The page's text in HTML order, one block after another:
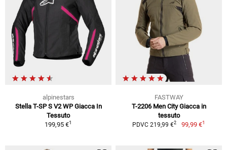
alpinestars
Stella T-SP S V2 WP Giacca In
Tessuto
199,95 €1
FASTWAY
T-2206 Men City Giacca in
tessuto
PDVC 219,99 €2 99,99 €1